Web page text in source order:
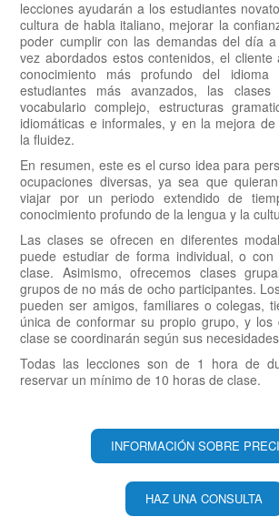
lecciones ayudarán a los estudiantes
cultura de habla italiano, mejorar la
poder cumplir con las demandas del día
vez abordados estos contenidos, el cliente
conocimiento más profundo del idioma
estudiantes más avanzados, las
vocabulario complejo, estructuras
idiomáticas e informales, y en la mejora
la fluidez.
En resumen, este es el curso idea para
ocupaciones diversas, ya sea que
viajar por un periodo extendido de
conocimiento profundo de la lengua y la
Las clases se ofrecen en diferentes
puede estudiar de forma individual, o
clase. Asimismo, ofrecemos clases
grupos de no más de ocho participantes.
pueden ser amigos, familiares o colegas,
única de conformar su propio grupo, y
clase se coordinarán según sus
Todas las lecciones son de 1 hora de
reservar un mínimo de 10 horas de clase.
INFORMACIÓN SOBRE
HAZ UNA CONSULTA